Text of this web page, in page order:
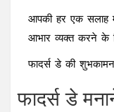
आपकी हर एक सलाह
आभार व्यक्त करने के
फादर्स डे की
फादर्स डे